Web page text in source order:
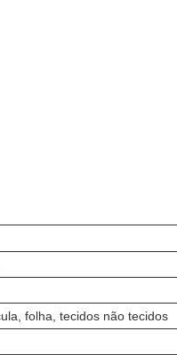
folha, tecidos não tecidos